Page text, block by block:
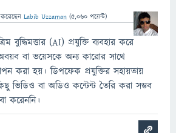
করেছেন Labib Uzzaman (5,060 পয়েন্ট)
বুদ্ধিমত্তার (AI) প্রযুক্তি ব্যবহার করে
বা ভয়েসকে অন্য কারোর সাথে
করা হয়। ডিপফেক প্রযুক্তির সহায়তায়
ভিডিও বা অডিও কন্টেন্ট তৈরি করা সম্ভব
করেননি।